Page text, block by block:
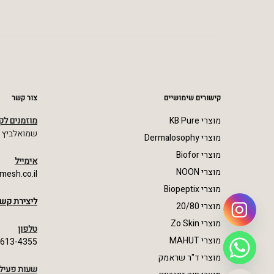
קישורים שימושיים
מוצרי KB Pure
מוצרי Dermalosophy
מוצרי Biofor
מוצרי NOON
מוצרי Biopeptix
מוצרי 20/80
מוצרי Zo Skin
מוצרי MAHUT
מוצרי ד"ר שראמק
צור קשר
מוזמנים
שמואלביץ מרדכי
אימייל
ליצירת
טלפון
4355
שעות